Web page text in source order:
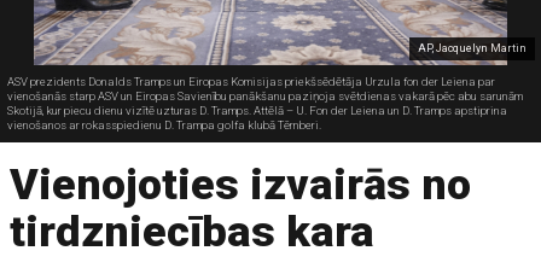
AP, Jacquelyn Martin
ASV prezidents Donalds Tramps un Eiropas Komisijas priekšsēdētāja Urzula fon der Leiena par
vienošanās starp ASV un Eiropas Savienību panākšanu paziņoja svētdienas vakarā pēc abu sarunām
Skotijā, kur piecu dienu vizītē uzturas D. Tramps. Attēlā – U. Fon der Leiena un D. Tramps apstiprina
vienošanos ar rokasspiedienu D. Trampa golfa klubā Tērnberi.
Vienojoties izvairās no
tirdzniecības kara